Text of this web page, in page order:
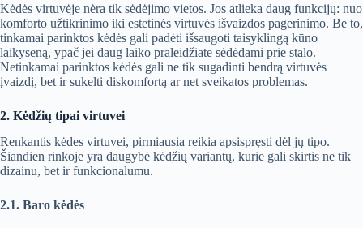
Kėdės virtuvėje nėra tik sėdėjimo vietos. Jos atlieka daug funkcijų: nuo
komforto užtikrinimo iki estetinės virtuvės išvaizdos pagerinimo. Be to,
tinkamai parinktos kėdės gali padėti išsaugoti taisyklingą kūno
laikyseną, ypač jei daug laiko praleidžiate sėdėdami prie stalo.
Netinkamai parinktos kėdės gali ne tik sugadinti bendrą virtuvės
įvaizdį, bet ir sukelti diskomfortą ar net sveikatos problemas.
2. Kėdžių tipai virtuvei
Renkantis kėdes virtuvei, pirmiausia reikia apsispręsti dėl jų tipo.
Šiandien rinkoje yra daugybė kėdžių variantų, kurie gali skirtis ne tik
dizainu, bet ir funkcionalumu.
2.1. Baro kėdės